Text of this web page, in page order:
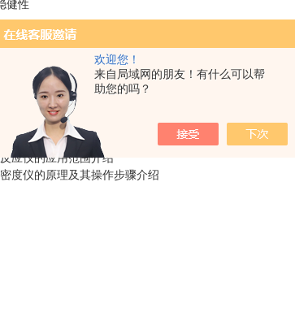
欢迎您！
来自局域网的朋友！有什么可以帮
助您的吗？
健性
是经过低温、高温和湿热环境条件认证的蒸汽压测
动实验室、在应用或在严酷的环境下的理想解决方案。
出厂即完整配置了燃油和液化石油气的所有主要的
。
应仪的应用范围介绍
度仪的原理及其操作步骤介绍